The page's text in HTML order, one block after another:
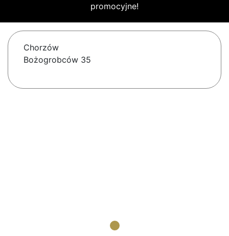
promocyjne!
Chorzów
Bożogrobców 35